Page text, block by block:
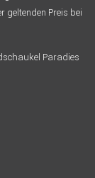
geltenden Preis bei
Paradies